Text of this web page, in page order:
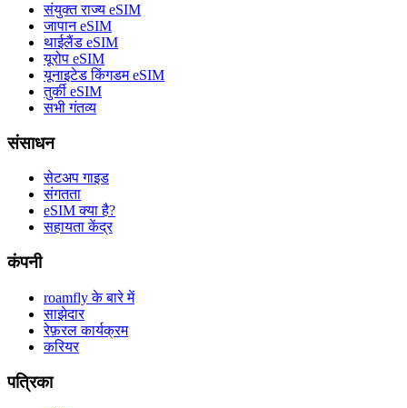
संयुक्त राज्य eSIM
जापान eSIM
थाईलैंड eSIM
यूरोप eSIM
यूनाइटेड किंगडम eSIM
तुर्की eSIM
सभी गंतव्य
संसाधन
सेटअप गाइड
संगतता
eSIM क्या है?
सहायता केंद्र
कंपनी
roamfly के बारे में
साझेदार
रेफ़रल कार्यक्रम
करियर
पत्रिका